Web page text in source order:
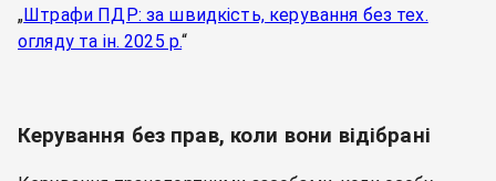
„Штрафи ПДР: за швидкість, керування без тех.
огляду та ін. 2025 р.“
Керування без прав, коли вони відібрані